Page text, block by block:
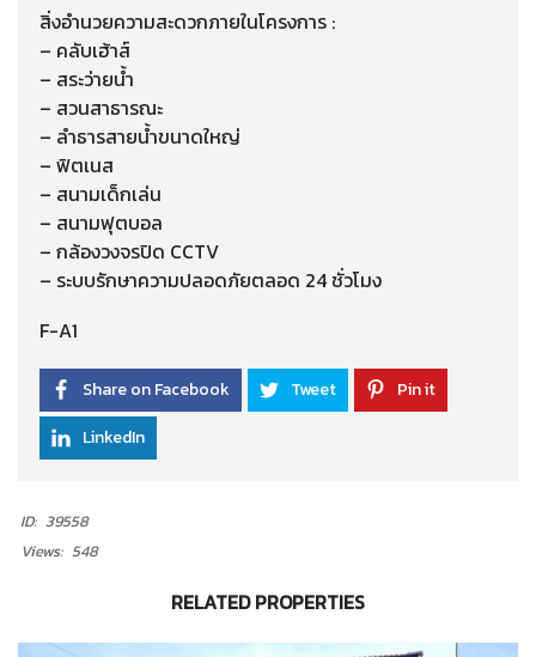
สิ่งอำนวยความสะดวกภายในโครงการ :
– คลับเฮ้าส์
– สระว่ายน้ำ
– สวนสาธารณะ
– ลำธารสายน้ำขนาดใหญ่
– ฟิตเนส
– สนามเด็กเล่น
– สนามฟุตบอล
– กล้องวงจรปิด CCTV
– ระบบรักษาความปลอดภัยตลอด 24 ชั่วโมง
F-A1
Share on Facebook Tweet
Pin it
LinkedIn
ID: 39558
Views: 548
RELATED PROPERTIES